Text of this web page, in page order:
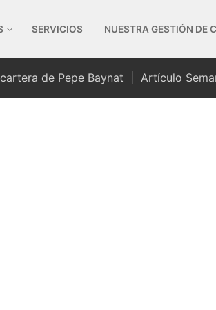
SERVICIOS NUESTRA GESTIÓN DE
de Pepe Baynat Artículo